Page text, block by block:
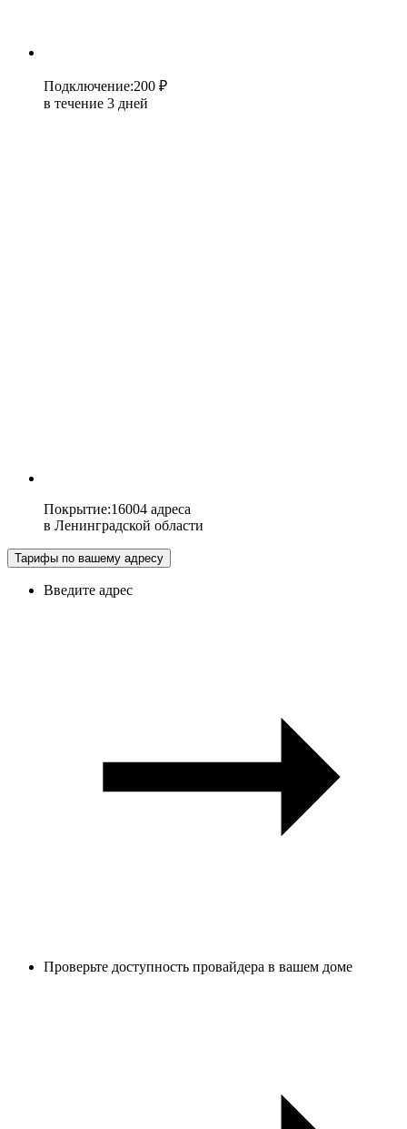
Подключение:200 ₽
в течение 3 дней
Покрытие:16004 адреса
в Ленинградской области
Тарифы по вашему адресу
Введите адрес
Проверьте доступность провайдера в вашем доме